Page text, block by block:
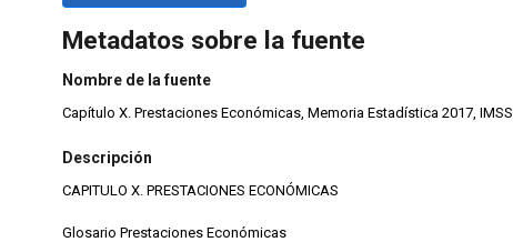
Metadatos sobre la fuente
Nombre de la fuente
Capítulo X. Prestaciones Económicas, Memoria Estadística 2017, IMSS
Descripción
CAPITULO X. PRESTACIONES ECONÓMICAS
Glosario Prestaciones Económicas